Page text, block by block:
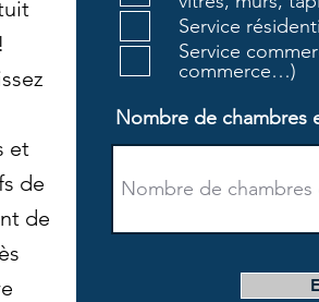
et
de
de
Service
Service
commerce…)
Nombre de chambres